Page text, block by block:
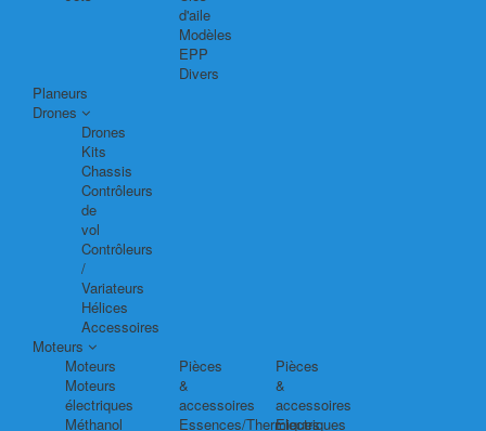
d'aile
Modèles
EPP
Divers
Planeurs
Drones
Drones
Kits
Chassis
Contrôleurs
de
vol
Contrôleurs
/
Variateurs
Hélices
Accessoires
Moteurs
Moteurs
Moteurs
électriques
Méthanol
Pièces
&
accessoires
Essences/Thermiques
Pièces
&
accessoires
Electriques